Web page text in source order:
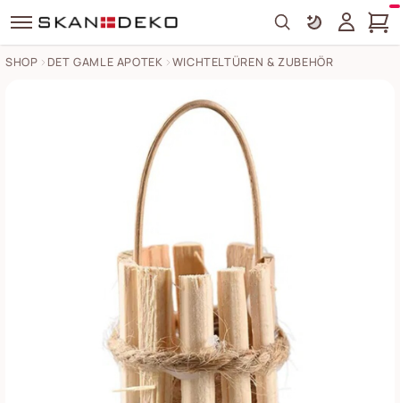
Search
SHOP DET GAMLE APOTEK WICHTELTÜREN & ZUBEHÖR